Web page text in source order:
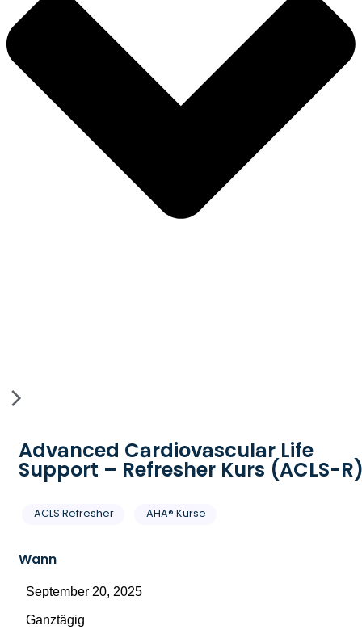
Advanced Cardiovascular Life
Support – Refresher Kurs (ACLS-
ACLS Refresher AHA® Kurse
Wann
September 20, 2025
Ganztägig